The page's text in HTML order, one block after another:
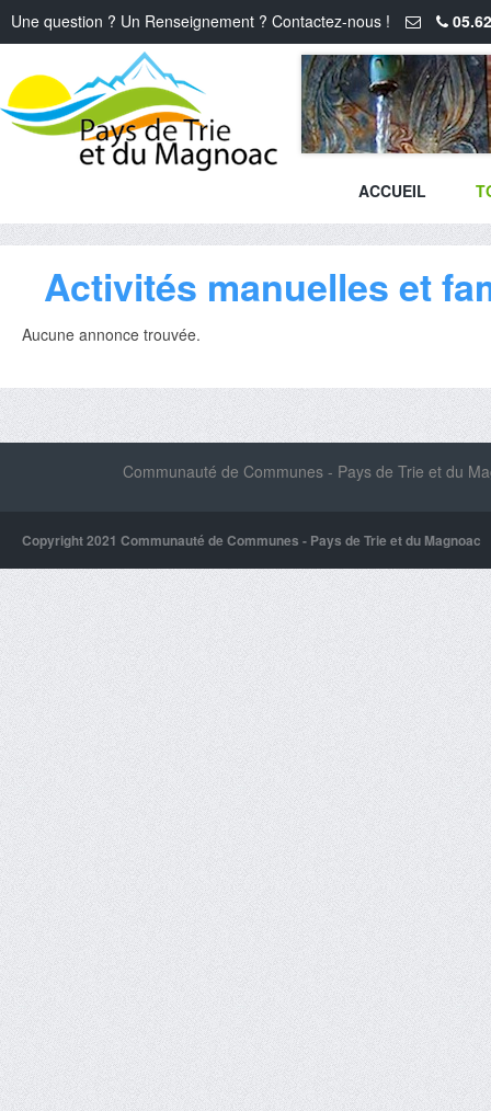
Une question ? Un Renseignement ? Contactez-nous !
ACCUEIL
Activités manuelles et
Aucune annonce trouvée.
Communauté de Communes - Pays de Trie et du
Copyright 2021 Communauté de Communes - Pays de Trie et du Magnoac